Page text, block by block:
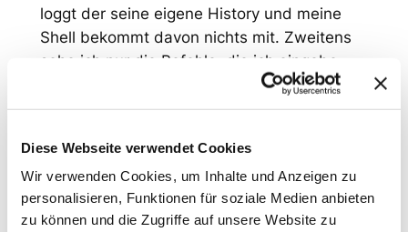
Diese Webseite verwendet Cookies
Wir verwenden Cookies, um Inhalte und Anzeigen zu
personalisieren, Funktionen für soziale Medien anbieten
zu können und die Zugriffe auf unsere Website zu
loggt der seine eigene History und meine
Shell bekommt davon nichts mit. Zweitens
sehe ich nur die Befehle, die ich eingebe –
nicht den Output, den ich zurückbekomme.
Glücklicherweise gibt es ein Tool dafür.
script ticket_BUG123.txt